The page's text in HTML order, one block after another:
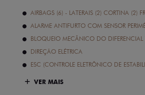
AIRBAGS (6) - LATERAIS (2) CORTINA (2)
ALARME ANTIFURTO COM SENSOR
BLOQUEIO MECÂNICO DO DIFERENCIAL
DIREÇÃO ELÉTRICA
ESC (CONTROLE ELETRÔNICO DE
VER MAIS